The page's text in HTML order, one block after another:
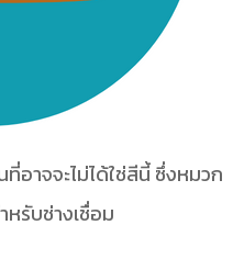
ที่อาจจะไม่ได้ใช่สีนี้ ซึ่งหมวก
หรับช่างเชื่อม